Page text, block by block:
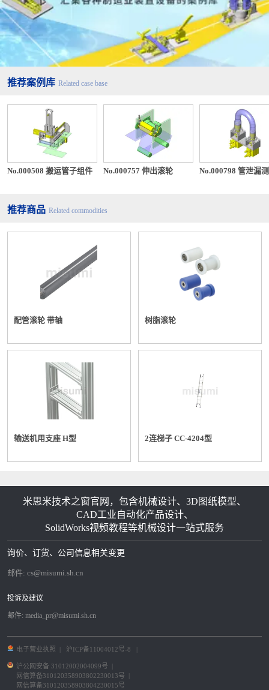
推荐案例库 Related case base
No.000508 搬运管子组件 No.000757 伸出滚轮 No.000798 管泄漏
推荐商品 Related commodities
配管滚轮 带轴 树脂滚轮
输送机用支座 H型 2连梯子 CC-4204型
米思米技术之窗官网，包含机械设计、3D图纸模型、
CAD工业自动化产品设计、
SolidWorks视频教程等机械设计一站式服务
询价、订货、公司信息相关变更
邮件: cs@misumi.sh.cn
投诉及建议
邮件: media_pr@misumi.sh.cn
电子营业执照 沪ICP备11004012号-8
沪公网安备 31012002004099号
网信算备310120358903802230013号
网信算备310120358903804230015号